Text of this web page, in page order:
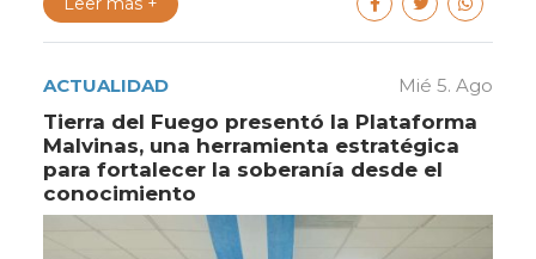
ACTUALIDAD Mié 5. Ago
Tierra del Fuego presentó la Plataforma
Malvinas, una herramienta estratégica
para fortalecer la soberanía desde el
conocimiento